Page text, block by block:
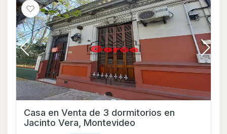
Casa en Venta de 3 dormitorios en
Jacinto Vera, Montevideo